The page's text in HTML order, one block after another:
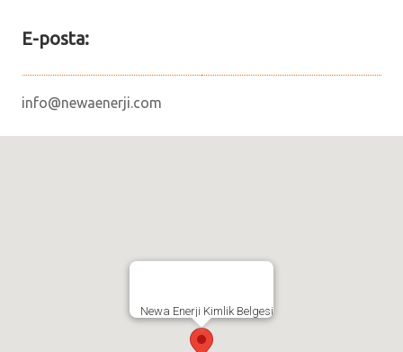
E-posta:
info@newaenerji.com
Newa Enerji Kimlik Belgesi